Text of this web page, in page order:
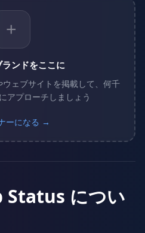
+
ンドをここに
ェブサイトを掲載して、何千
アプローチしましょう
ーになる →
につい